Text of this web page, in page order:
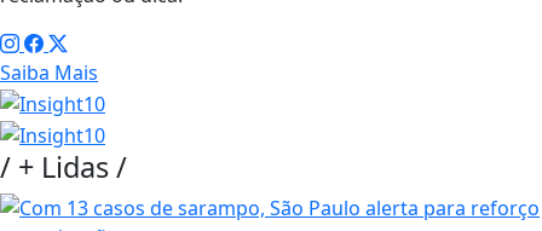
Saiba Mais
/ + Lidas/